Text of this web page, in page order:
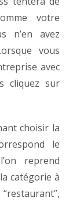
votre
n’en avez
vous
avec
cliquez sur
choisir la
le
reprend
catégorie à